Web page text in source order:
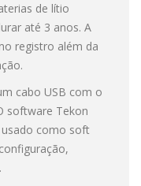
de lítio
até 3 anos. A
registro além da
cabo USB com o
software Tekon
como soft